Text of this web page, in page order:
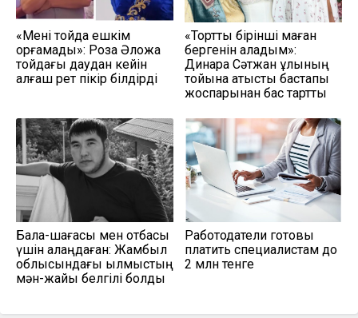
«Мені тойда ешкім
қорғамады»: Роза Әлқожа
тойдағы даудан кейін
алғаш рет пікір білдірді
«Тортты бірінші маған
бергенін қаладым»:
Динара Сәтжан ұлының
тойына қатысты бастапқы
жоспарынан бас тартты
Бала-шағасы мен отбасы
үшін алаңдаған: Жамбыл
облысындағы қылмыстың
мән-жайы белгілі болды
Работодатели готовы
платить специалистам до
2 млн тенге